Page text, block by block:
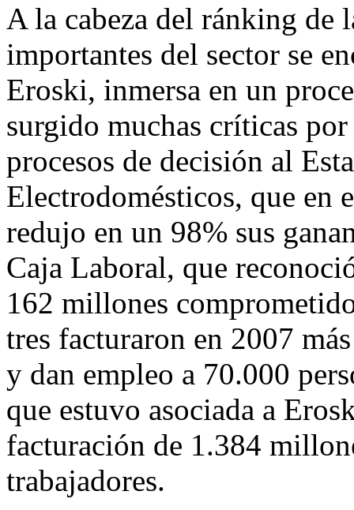
A la cabeza del ránking de
importantes del sector se
Eroski, inmersa en un
surgido muchas críticas
procesos de decisión al
Electrodomésticos, que en
redujo en un 98% sus
Caja Laboral, que
162 millones
tres facturaron en 2007
y dan empleo a 70.000
que estuvo asociada a
facturación de 1.384
trabajadores.